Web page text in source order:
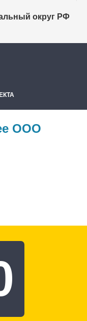
округ РФ
ООО